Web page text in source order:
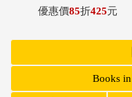
優惠價85折425元
Books